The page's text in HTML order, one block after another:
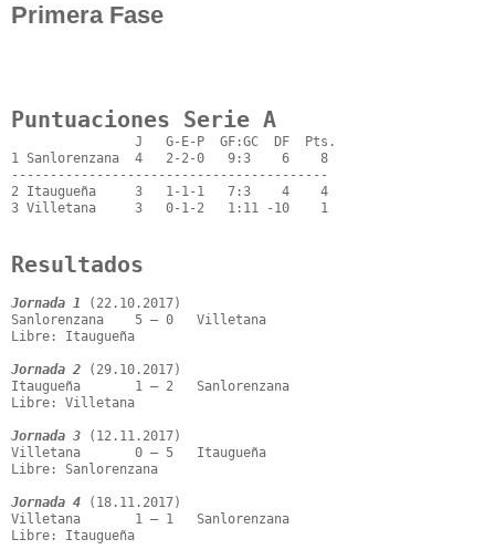
Primera Fase
Puntuaciones Serie A
                J   G-E-P  GF:GC  DF  Pts.
1 Sanlorenzana  4   2-2-0   9:3    6    8
-----------------------------------------
2 Itaugueña     3   1-1-1   7:3    4    4
3 Villetana     3   0-1-2   1:11 -10    1
Resultados
Jornada 1 (22.10.2017)
Sanlorenzana    5 – 0   Villetana
Libre: Itaugueña
Jornada 2 (29.10.2017)
Itaugueña       1 – 2   Sanlorenzana
Libre: Villetana
Jornada 3 (12.11.2017)
Villetana       0 – 5   Itaugueña
Libre: Sanlorenzana
Jornada 4 (18.11.2017)
Villetana       1 – 1   Sanlorenzana
Libre: Itaugueña